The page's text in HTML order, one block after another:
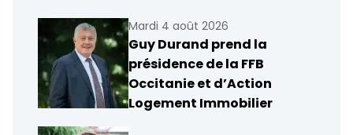
Mardi 4 août 2026
Guy Durand prend la
présidence de la FFB
Occitanie et d’Action
Logement Immobilier